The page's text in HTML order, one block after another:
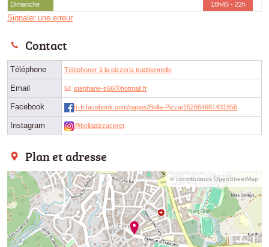
Dimanche
18h45 - 22h
Signaler une erreur
Contact
Téléphone Téléphoner à la pizzeria traditionnelle
Email stephane-s66ⓐhotmail.fr
Facebook fr-fr.facebook.com/pages/Bella-Pizza/152664681431856
Instagram @bellapizzaceret
Plan et adresse
© contributeurs OpenStreetMap